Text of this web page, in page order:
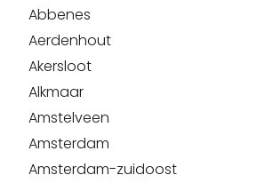
Abbenes
Aerdenhout
Akersloot
Alkmaar
Amstelveen
Amsterdam
Amsterdam-zuidoost